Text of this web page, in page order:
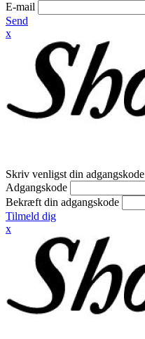
E-mail
Send
x
Skriv venligst din adgangskode
Adgangskode
Bekræft din adgangskode
Tilmeld dig
x